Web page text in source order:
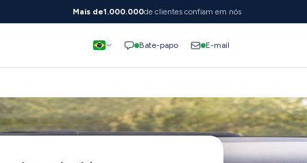
Mais de1.000.000de clientes confiam em nós
Bate-papo E-mail